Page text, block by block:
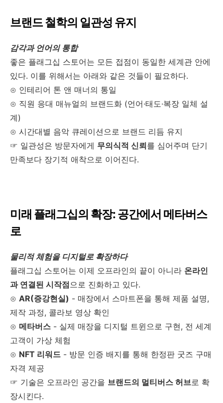
브랜드 철학의 일관성 유지
감각과 언어의 통합
좋은 플래그십 스토어는 모든 접점이 동일한 세계관 안에
있다. 이를 위해서는 아래와 같은 것들이 필요하다.
⊙ 인테리어 톤 앤 매너의 통일
⊙ 직원 응대 매뉴얼의 브랜드화 (언어·태도·복장 일체 설
계)
⊙ 시간대별 음악 큐레이션으로 브랜드 리듬 유지
☞ 일관성은 방문자에게 무의식적 신뢰를 심어주며 단기
만족보다 장기적 애착으로 이어진다.
미래 플래그십의 확장: 공간에서 메타버스
로
물리적 체험을 디지털로 확장하다
플래그십 스토어는 이제 오프라인의 끝이 아니라 온라인
과 연결된 시작점으로 진화하고 있다.
⊙ AR(증강현실) - 매장에서 스마트폰을 통해 제품 설명,
제작 과정, 콜라보 영상 확인
⊙ 메타버스 - 실제 매장을 디지털 트윈으로 구현, 전 세계
고객이 가상 체험
⊙ NFT 리워드 - 방문 인증 배지를 통해 한정판 굿즈 구매
자격 제공
☞ 기술은 오프라인 공간을 브랜드의 멀티버스 허브로 확
장시킨다.